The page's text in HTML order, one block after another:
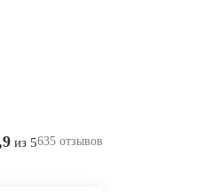
из 5635 отзывов